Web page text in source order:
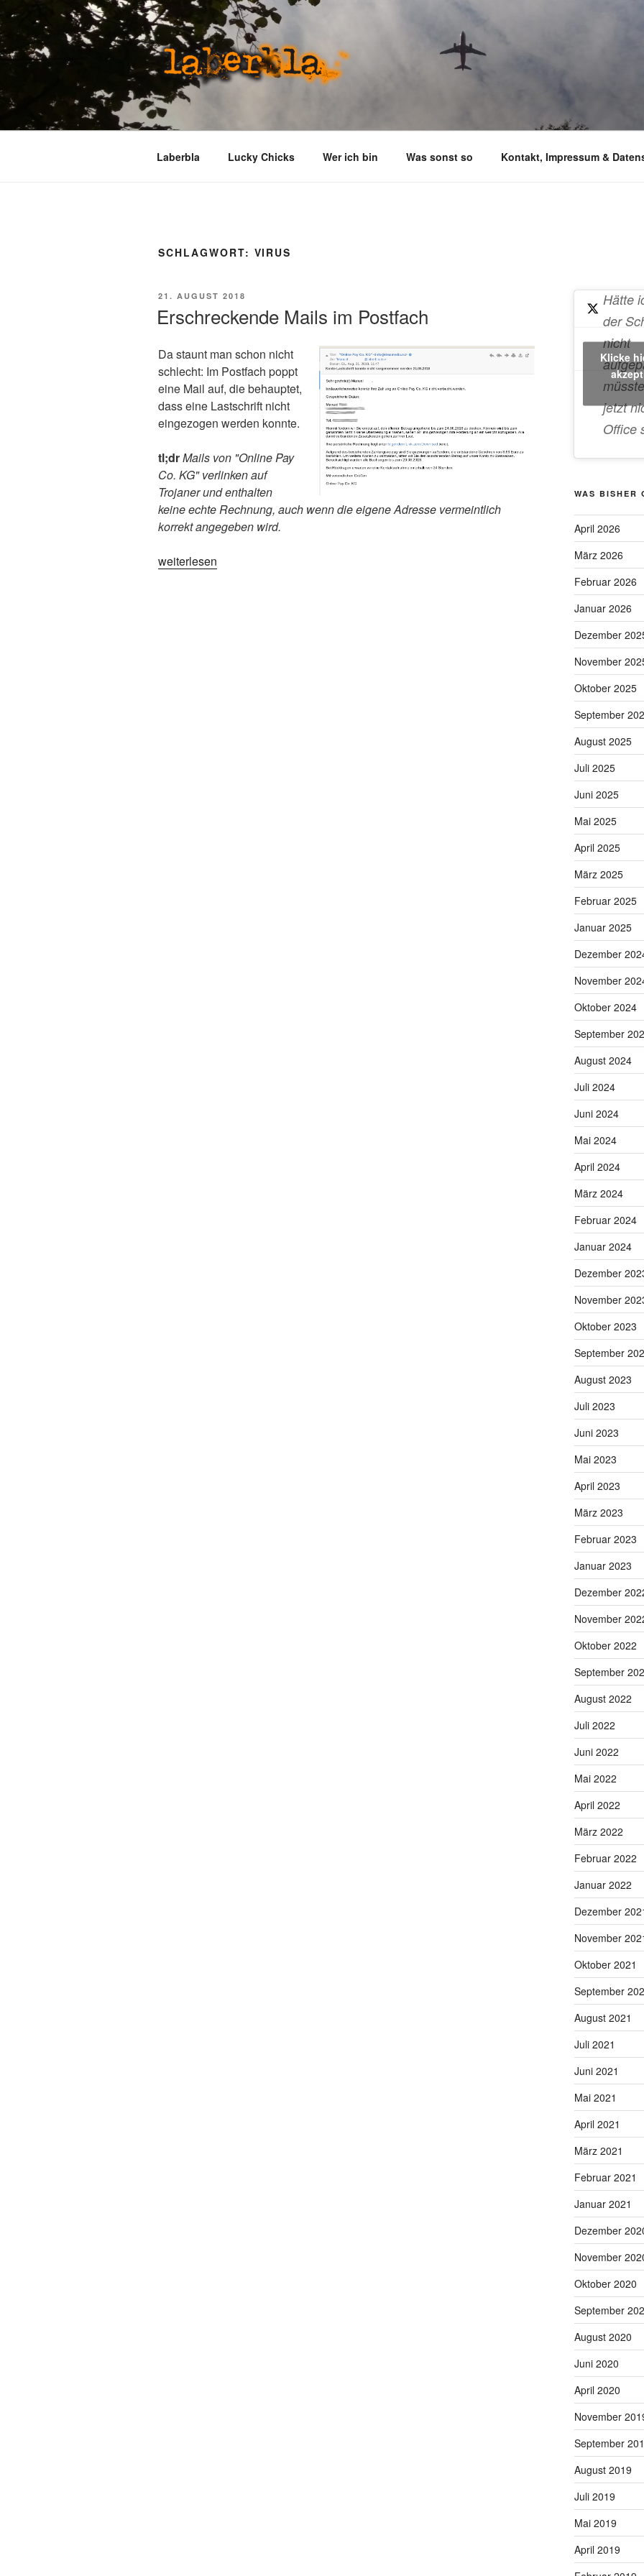
Inhalt
springen
LABERBLA
laber mal
Laberbla Lucky Chicks Wer ich bin Was sonst so Kontakt, Impressum &
SCHLAGWORT: VIRUS
VERÖFFENTLICHT
21. AUGUST 2018
Erschreckende Mails im Postfach
Da staunt man schon nicht
schlecht: Im Postfach poppt
eine Mail auf, die behauptet,
dass eine Lastschrift nicht
eingezogen werden konnte.
tl;drMails von "Online Pay
Co. KG" verlinken auf
Trojaner und enthalten
keine echte Rechnung, auch wenn die eigene Adresse vermeintlich
korrekt angegeben wird.
„Erschreckende
weiterlesen
Hätte
der
nicht
jetzt
Office
Klicke
WAS BISHER
April 2026
März 2026
Februar 2026
Januar 2026
Dezember
November
Oktober 2025
September
August 2025
Juli 2025
Juni 2025
Mai 2025
April 2025
März 2025
Februar 2025
Januar 2025
Dezember
November
Oktober 2024
September
August 2024
Juli 2024
Juni 2024
Mai 2024
April 2024
März 2024
Februar 2024
Januar 2024
Dezember
November
Oktober 2023
September
August 2023
Juli 2023
Juni 2023
Mai 2023
April 2023
März 2023
Februar 2023
Januar 2023
Dezember
November
Oktober 2022
September
August 2022
Juli 2022
Juni 2022
Mai 2022
April 2022
März 2022
Februar 2022
Januar 2022
Dezember
November
Oktober 2021
September
August 2021
Juli 2021
Juni 2021
Mai 2021
April 2021
März 2021
Februar 2021
Januar 2021
Dezember
November
Oktober 2020
September
August 2020
Juni 2020
April 2020
November
September
August 2019
Juli 2019
Mai 2019
April 2019